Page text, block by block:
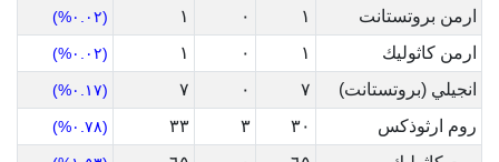
ارمن بروتستانت
١ ٠ ١ (٠.٠٢%)
ارمن كاثوليك ١ ٠ ١ (٠.٠٢%)
انجيلي (بروتستانت) ٧ ٠ ٧ (٠.١٧%)
روم ارثوذكس ٣٠ ٣ ٣٣ (٠.٧٨%)